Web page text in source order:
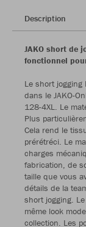
Description
JAKO short de
fonctionnel
Le short jogging
dans le JAKO-
128-4XL. Le
Plus
Cela rend le
prérétréci. Le
charges
fabrication, de
taille que vous
détails de la
short jogging.
même look
collection. Les